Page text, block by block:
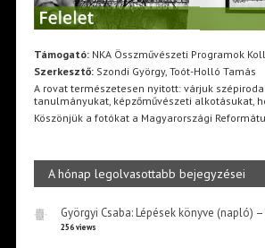
Támogató:NKA Összművészeti Programok
Szerkesztő:Szondi György, Toót-Holló Tamás
A rovat természetesen nyitott: várjuk
tanulmányukat, képzőművészeti alkotásukat,
Köszönjük a fotókat a Magyarországi
A hónap legolvasottabb bejegyzései
Györgyi Csaba: Lépések könyve (napló)
256 views